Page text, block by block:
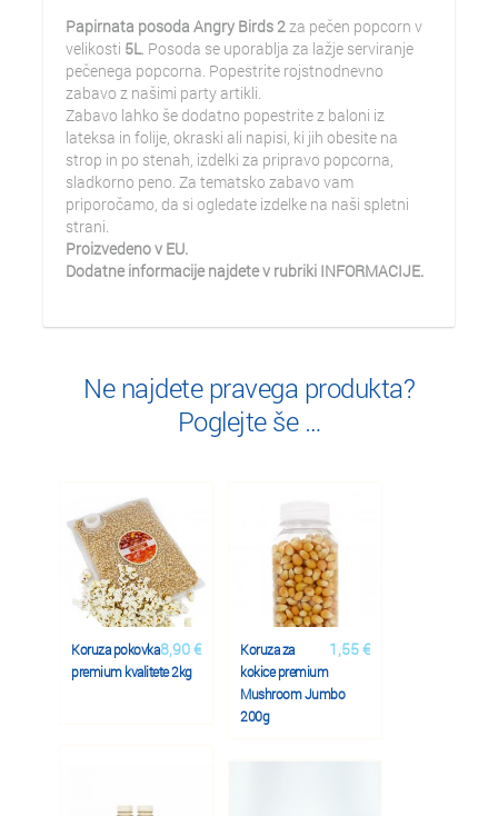
Papirnata posoda Angry Birds 2za pečen popcorn v
velikosti 5L. Posoda se uporablja za lažje serviranje
pečenega popcorna. Popestrite rojstnodnevno
zabavo z našimi party artikli.
Zabavo lahko še dodatno popestrite z baloni iz
lateksa in folije, okraski ali napisi, ki jih obesite na
strop in po stenah, izdelki za pripravo popcorna,
sladkorno peno. Za tematsko zabavo vam
priporočamo, da si ogledate izdelke na naši spletni
strani.
Proizvedeno v EU.
Dodatne informacije najdete v rubriki INFORMACIJE.
Ne najdete pravega produkta?
Poglejte še …
8,90 €
Koruza pokovka
premium kvalitete 2kg
1,55 €
Koruza za
kokice premium
Mushroom Jumbo
200g